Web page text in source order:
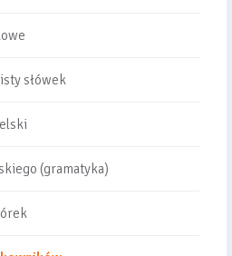
słówek
(gramatyka)